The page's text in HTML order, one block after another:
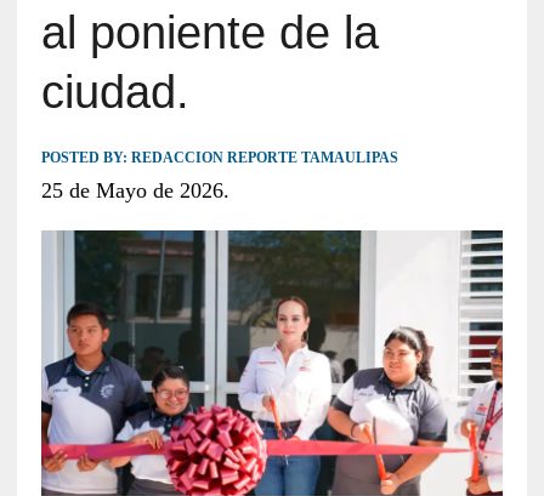
al poniente de la
ciudad.
POSTED BY: REDACCION REPORTE TAMAULIPAS
25 de Mayo de 2026.